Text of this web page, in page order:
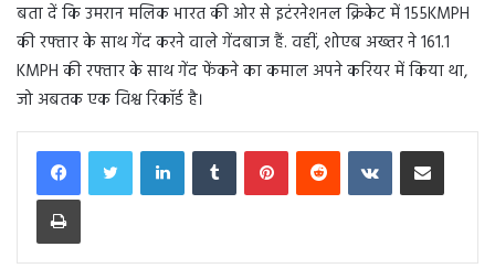
बता दें कि उमरान मलिक भारत की ओर से इटंरनेशनल क्रिकेट में 155KMPH
की रफ्तार के साथ गेंद करने वाले गेंदबाज हैं. वहीं, शोएब अख्तर ने 161.1
KMPH की रफ्तार के साथ गेंद फेंकने का कमाल अपने करियर में किया था,
जो अबतक एक विश्व रिकॉर्ड है।
LinkedInTumblr PinterestReddit VKontakteShare via Email
Print